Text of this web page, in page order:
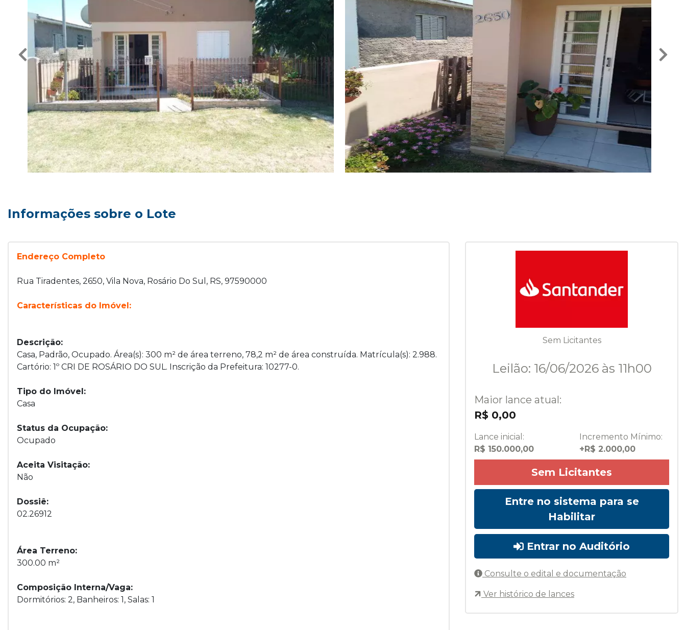
Informações sobre o Lote
Endereço Completo
Rua Tiradentes, 2650, Vila Nova, Rosário Do Sul, RS, 97590000
Características do Imóvel:
Descrição:
Casa, Padrão, Ocupado. Área(s): 300 m² de área terreno, 78,2 m² de área construída. Matrícula(s): 2.988.
Cartório: 1º CRI DE ROSÁRIO DO SUL. Inscrição da Prefeitura: 10277-0.
Tipo do Imóvel:
Casa
Status da Ocupação:
Ocupado
Aceita Visitação:
Não
Dossiê:
02.26912
Área Terreno:
300.00 m²
Composição Interna/Vaga:
Dormitórios: 2, Banheiros: 1, Salas: 1
Sem Licitantes
Leilão: 16/06/2026 às 11h00
Maior lance atual:
R$ 0,00
Lance inicial:
R$ 150.000,00
Incremento Mínimo:
+R$ 2.000,00
Sem Licitantes
Entre no sistema para se
Habilitar
Entrar no Auditório
Consulte o edital e documentação
Ver histórico de lances